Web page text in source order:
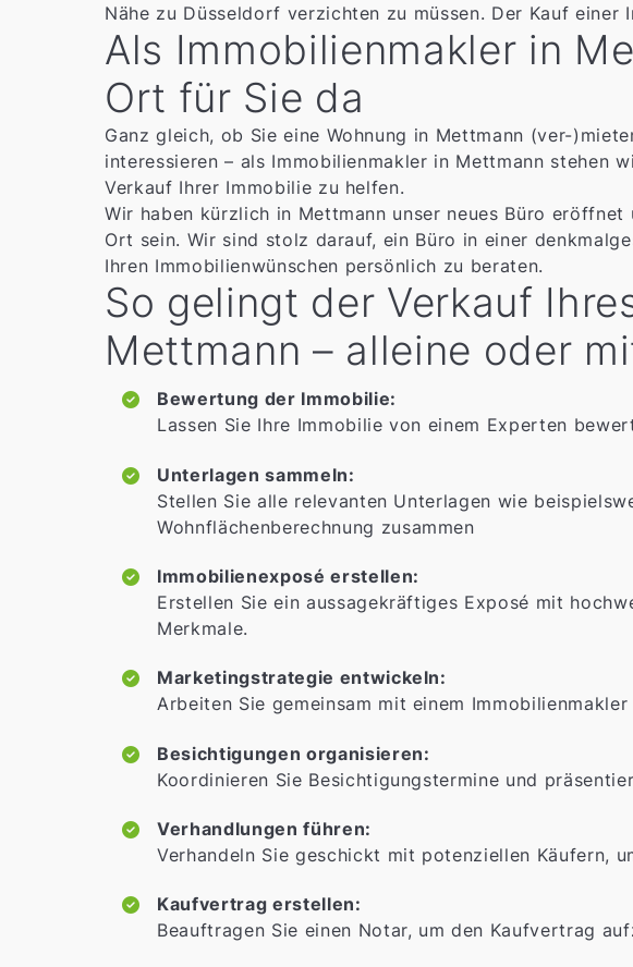
Nähe zu Düsseldorf verzichten zu müssen. Der Kauf
Als Immobilienmakler in
Ort für Sie da
Ganz gleich, ob Sie eine Wohnung in Mettmann (ver-
interessieren – als Immobilienmakler in Mettmann stehen
Verkauf Ihrer Immobilie zu helfen.
Wir haben kürzlich in Mettmann unser neues Büro
Ort sein. Wir sind stolz darauf, ein Büro in einer
Ihren Immobilienwünschen persönlich zu beraten.
So gelingt der Verkauf
Mettmann – alleine oder
Bewertung der Immobilie:
Lassen Sie Ihre Immobilie von einem Experten
Unterlagen sammeln:
Stellen Sie alle relevanten Unterlagen wie
Wohnflächenberechnung zusammen
Immobilienexposé erstellen:
Erstellen Sie ein aussagekräftiges Exposé mit
Merkmale.
Marketingstrategie entwickeln:
Arbeiten Sie gemeinsam mit einem
Besichtigungen organisieren:
Koordinieren Sie Besichtigungstermine und
Verhandlungen führen:
Verhandeln Sie geschickt mit potenziellen Käufern,
Kaufvertrag erstellen:
Beauftragen Sie einen Notar, um den Kaufvertrag